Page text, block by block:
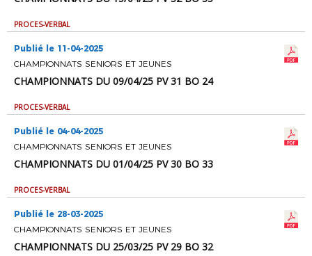
PROCES-VERBAL
Publié le 11-04-2025
CHAMPIONNATS SENIORS ET JEUNES
CHAMPIONNATS DU 09/04/25 PV 31 BO 24
PROCES-VERBAL
Publié le 04-04-2025
CHAMPIONNATS SENIORS ET JEUNES
CHAMPIONNATS DU 01/04/25 PV 30 BO 33
PROCES-VERBAL
Publié le 28-03-2025
CHAMPIONNATS SENIORS ET JEUNES
CHAMPIONNATS DU 25/03/25 PV 29 BO 32